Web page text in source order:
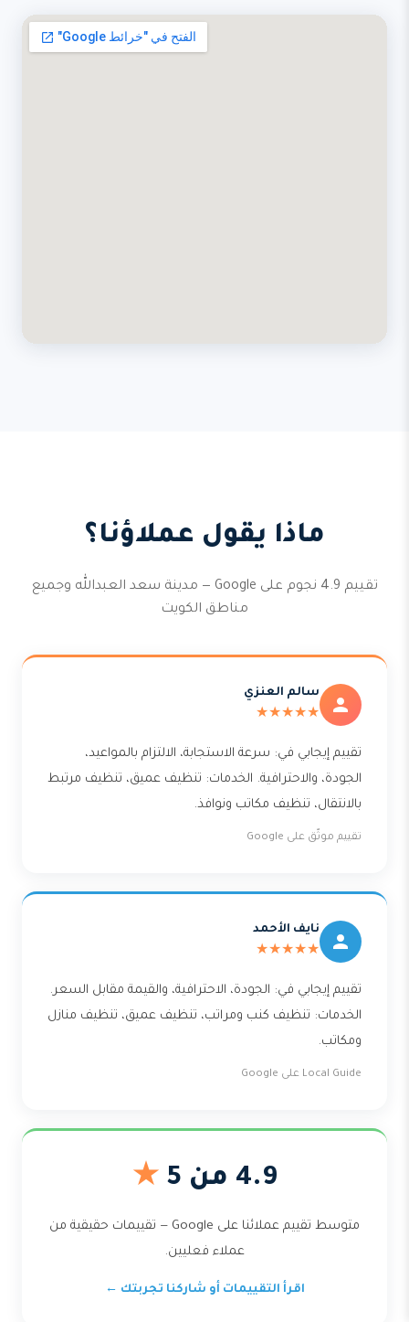
ماذا يقول عملاؤنا؟
تقييم 4.9 نجوم على Google — مدينة سعد العبدالله وجميع
مناطق الكويت
سالم العنزي
★★★★★
تقييم إيجابي في: سرعة الاستجابة، الالتزام بالمواعيد،
الجودة، والاحترافية. الخدمات: تنظيف عميق، تنظيف مرتبط
بالانتقال، تنظيف مكاتب ونوافذ.
تقييم موثّق على Google
نايف الأحمد
★★★★★
تقييم إيجابي في: الجودة، الاحترافية، والقيمة مقابل السعر.
الخدمات: تنظيف كنب ومراتب، تنظيف عميق، تنظيف منازل
ومكاتب.
Local Guide على Google
4.9 من 5 ★
متوسط تقييم عملائنا على Google — تقييمات حقيقية من
عملاء فعليين.
اقرأ التقييمات أو شاركنا تجربتك ←